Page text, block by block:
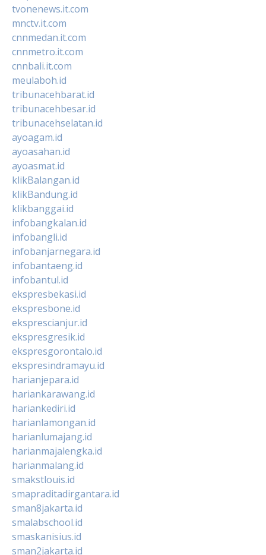
tvonenews.it.com
mnctv.it.com
cnnmedan.it.com
cnnmetro.it.com
cnnbali.it.com
meulaboh.id
tribunacehbarat.id
tribunacehbesar.id
tribunacehselatan.id
ayoagam.id
ayoasahan.id
ayoasmat.id
klikBalangan.id
klikBandung.id
klikbanggai.id
infobangkalan.id
infobangli.id
infobanjarnegara.id
infobantaeng.id
infobantul.id
ekspresbekasi.id
ekspresbone.id
eksprescianjur.id
ekspresgresik.id
ekspresgorontalo.id
ekspresindramayu.id
harianjepara.id
hariankarawang.id
hariankediri.id
harianlamongan.id
harianlumajang.id
harianmajalengka.id
harianmalang.id
smakstlouis.id
smapraditadirgantara.id
sman8jakarta.id
smalabschool.id
smaskanisius.id
sman2jakarta.id